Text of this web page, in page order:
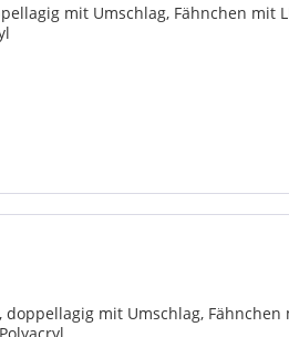
mit Umschlag, Fähnchen mit
mit Umschlag, Fähnchen